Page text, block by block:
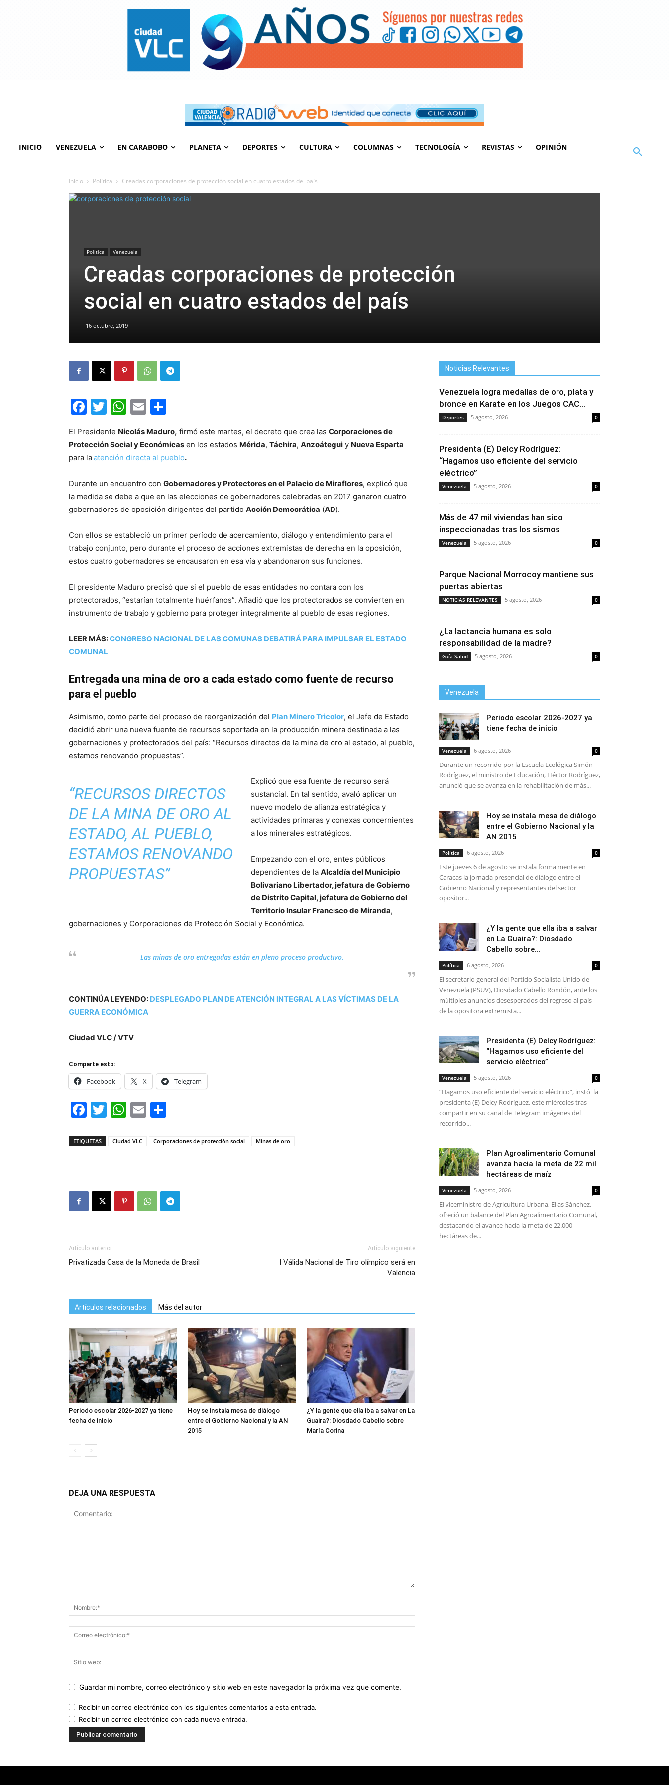
INICIO VENEZUELA EN CARABOBO PLANETA DEPORTES CULTURA COLUMNAS TECNOLOGÍA REVISTAS OPINIÓN
Inicio Política Creadas corporaciones de protección social en cuatro estados del país
Política Venezuela
Creadas corporaciones de protección
social en cuatro estados del país
16 octubre, 2019
Facebook
Twitter
WhatsApp
Email
El Presidente Nicolás Maduro, firmó este martes, el decreto que crea las Corporaciones de
Protección Social y Económicas en los estados Mérida, Táchira, Anzoátegui y Nueva Esparta
para laatención directa al pueblo.
Durante un encuentro con Gobernadores y Protectores en el Palacio de Miraflores, explicó que
la medida se debe a que en las elecciones de gobernadores celebradas en 2017 ganaron cuatro
gobernadores de oposición dirigentes del partido Acción Democrática (AD).
Con ellos se estableció un primer período de acercamiento, diálogo y entendimiento para el
trabajo conjunto, pero durante el proceso de acciones extremistas de derecha en la oposición,
estos cuatro gobernadores se encausaron en esa vía y abandonaron sus funciones.
El presidente Maduro precisó que si el pueblo de esas entidades no contara con los
protectorados, “estarían totalmente huérfanos”. Añadió que los protectorados se convierten en
instrumento de trabajo y gobierno para proteger integralmente al pueblo de esas regiones.
LEER MÁS:CONGRESO NACIONAL DE LAS COMUNAS DEBATIRÁ PARA IMPULSAR EL ESTADO
COMUNAL
Entregada una mina de oro a cada estado como fuente de recurso
para el pueblo
Asimismo, como parte del proceso de reorganización del Plan Minero Tricolor, el Jefe de Estado
decidió abrir una nueva fuente de recursos soportada en la producción minera destinada a las
gobernaciones y protectorados del país: “Recursos directos de la mina de oro al estado, al pueblo,
estamos renovando propuestas”.
“RECURSOS DIRECTOS
DE LA MINA DE ORO AL
ESTADO, AL PUEBLO,
ESTAMOS RENOVANDO
PROPUESTAS”
Explicó que esa fuente de recurso será
sustancial. En tal sentido, avaló aplicar un
nuevo modelo de alianza estratégica y
actividades primaras y conexas concernientes
a los minerales estratégicos.
Empezando con el oro, entes públicos
dependientes de la Alcaldía del Municipio
Bolivariano Libertador, jefatura de Gobierno
de Distrito Capital, jefatura de Gobierno del
Territorio Insular Francisco de Miranda,
gobernaciones y Corporaciones de Protección Social y Económica.
Las minas de oro entregadas están en pleno proceso productivo.
CONTINÚA LEYENDO: DESPLEGADO PLAN DE ATENCIÓN INTEGRAL A LAS VÍCTIMAS DE LA
GUERRA ECONÓMICA
Ciudad VLC / VTV
Comparte esto:
Facebook X Telegram
Facebook
Twitter
WhatsApp
Email
ETIQUETAS Ciudad VLC Corporaciones de protección social Minas de oro
Artículo anterior
Privatizada Casa de la Moneda de Brasil
Artículo siguiente
I Válida Nacional de Tiro olímpico será en
Valencia
Artículos relacionados Más del autor
Periodo escolar 2026-2027 ya tiene
fecha de inicio
Hoy se instala mesa de diálogo
entre el Gobierno Nacional y la AN
2015
¿Y la gente que ella iba a salvar en La
Guaira?: Diosdado Cabello sobre
María Corina
DEJA UNA RESPUESTA
Guardar mi nombre, correo electrónico y sitio web en este navegador la próxima vez que comente.
Recibir un correo electrónico con los siguientes comentarios a esta entrada.
Recibir un correo electrónico con cada nueva entrada.
Noticias Relevantes
Venezuela logra medallas de oro, plata y
bronce en Karate en los Juegos CAC...
Deportes 5 agosto, 2026 0
Presidenta (E) Delcy Rodríguez:
“Hagamos uso eficiente del servicio
eléctrico”
Venezuela 5 agosto, 2026 0
Más de 47 mil viviendas han sido
inspeccionadas tras los sismos
Venezuela 5 agosto, 2026 0
Parque Nacional Morrocoy mantiene sus
puertas abiertas
NOTICIAS RELEVANTES 5 agosto, 2026 0
¿La lactancia humana es solo
responsabilidad de la madre?
Guía Salud 5 agosto, 2026 0
Venezuela
Periodo escolar 2026-2027 ya
tiene fecha de inicio
Venezuela 6 agosto, 2026 0
Durante un recorrido por la Escuela Ecológica Simón
Rodríguez, el ministro de Educación, Héctor Rodríguez,
anunció que se avanza en la rehabilitación de más...
Hoy se instala mesa de diálogo
entre el Gobierno Nacional y la
AN 2015
Política 6 agosto, 2026 0
Este jueves 6 de agosto se instala formalmente en
Caracas la jornada presencial de diálogo entre el
Gobierno Nacional y representantes del sector
opositor...
¿Y la gente que ella iba a salvar
en La Guaira?: Diosdado
Cabello sobre...
Política 6 agosto, 2026 0
El secretario general del Partido Socialista Unido de
Venezuela (PSUV), Diosdado Cabello Rondón, ante los
múltiples anuncios desesperados del regreso al país
de la opositora extremista...
Presidenta (E) Delcy Rodríguez:
“Hagamos uso eficiente del
servicio eléctrico”
Venezuela 5 agosto, 2026 0
“Hagamos uso eficiente del servicio eléctrico”, instó la
presidenta (E) Delcy Rodríguez, este miércoles tras
compartir en su canal de Telegram imágenes del
recorrido...
Plan Agroalimentario Comunal
avanza hacia la meta de 22 mil
hectáreas de maíz
Venezuela 5 agosto, 2026 0
El viceministro de Agricultura Urbana, Elías Sánchez,
ofreció un balance del Plan Agroalimentario Comunal,
destacando el avance hacia la meta de 22.000
hectáreas de...